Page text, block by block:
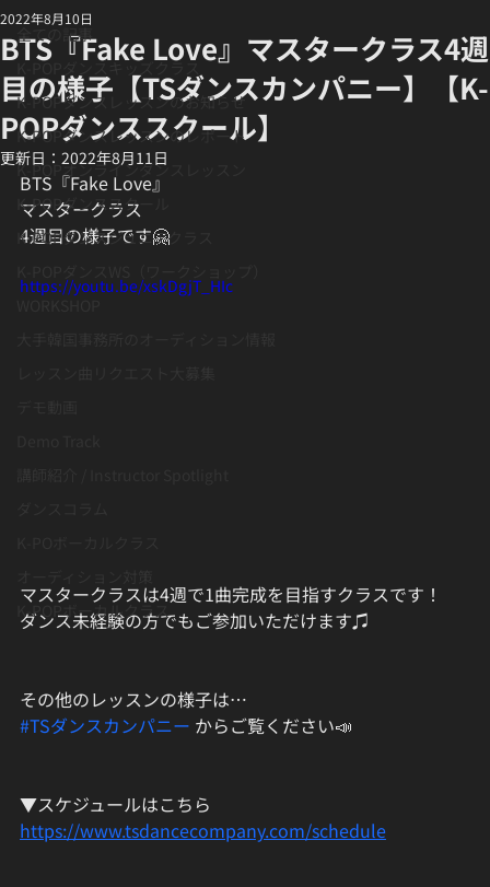
全ての記事
K-POPダンスキッズクラス
K-POPダンスレッスンのお知らせ
K-POPダンスレッスンのレポート
K-POPオンラインダンスレッスン
K-POPダンススクール
K-POPダンスジュニアクラス
K-POPボーカルクラス
BTS『Fake Love』マスタークラス4週
目の様子【TSダンスカンパニー】【K-
POPダンススクール】
2022年8月10日
更新日： 2022年8月11日
BTS『Fake Love』
マスタークラス
4週目の様子です🤗
https://youtu.be/xskDgjT_HIc
マスタークラスは4週で1曲完成を目指すクラスです！
ダンス未経験の方でもご参加いただけます♫
その他のレッスンの様子は…
#TSダンスカンパニー からご覧ください📣
▼スケジュールはこちら
https://www.tsdancecompany.com/schedule